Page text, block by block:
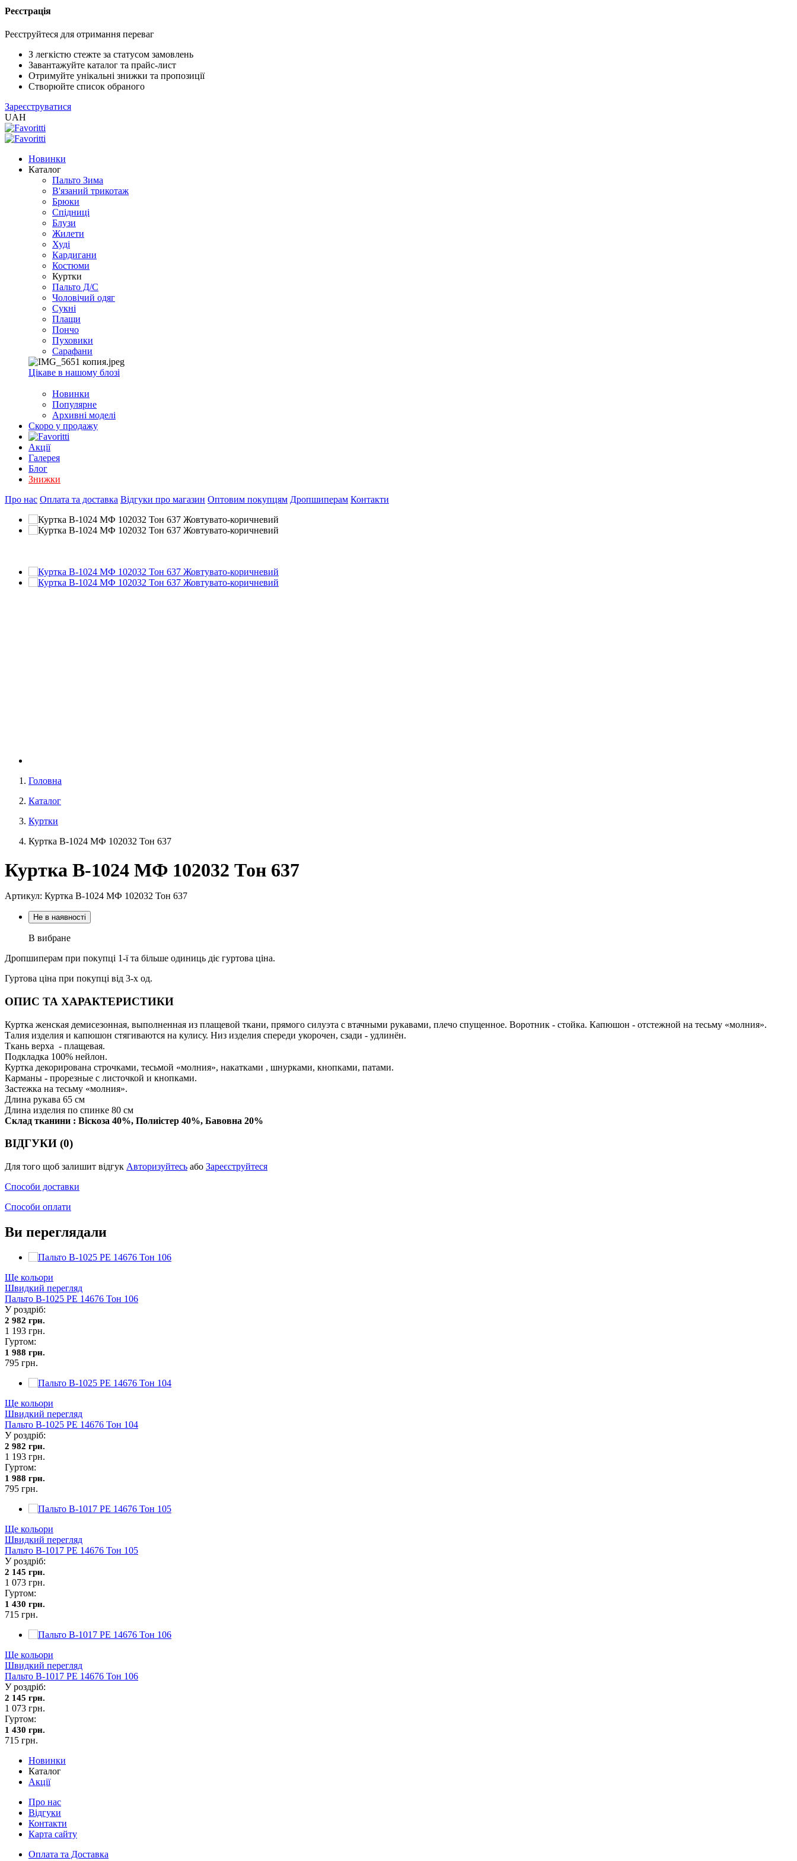
Реєстрація
Реєструйтеся для отримання переваг
З легкістю стежте за статусом замовлень
Завантажуйте каталог та прайс-лист
Отримуйте унікальні знижки та пропозиції
Створюйте список обраного
Зареєструватися
UAH
Новинки
Каталог
Пальто Зима
В'язаний трикотаж
Брюки
Спідниці
Блузи
Жилети
Худі
Кардигани
Костюми
Куртки
Пальто Д/С
Чоловічий одяг
Сукні
Плащи
Пончо
Пуховики
Сарафани
Цікаве в нашому блозі
Новинки
Популярне
Архивні моделі
Скоро у продажу
Акції
Галерея
Блог
Знижки
Про нас Оплата та доставка Відгуки про магазин Оптовим покупцям Дропшиперам Контакти
Головна
Каталог
Куртки
Куртка В-1024 МФ 102032 Тон 637
Куртка В-1024 МФ 102032 Тон 637
Артикул: Куртка В-1024 МФ 102032 Тон 637
Не в наявності
В вибране
Дропшиперам при покупці 1-ї та більше одиниць діє гуртова ціна.
Гуртова ціна при покупці від 3-х од.
ОПИС ТА ХАРАКТЕРИСТИКИ
Куртка женская демисезонная, выполненная из плащевой ткани, прямого силуэта с втачными рукавами, плечо спущенное. Воротник - стойка. Капюшон - отстежной на тесьму «молния».
Талия изделия и капюшон стягиваются на кулису. Низ изделия спереди укорочен, сзади - удлинён.
Ткань верха - плащевая.
Подкладка 100% нейлон.
Куртка декорирована строчками, тесьмой «молния», накатками , шнурками, кнопками, патами.
Карманы - прорезные с листочкой и кнопками.
Застежка на тесьму «молния».
Длина рукава 65 см
Длина изделия по спинке 80 см
Склад тканини : Віскоза 40%, Полиістер 40%, Бавовна 20%
ВІДГУКИ (0)
Для того щоб залишит відгук Авторизуйтесь або Зареєструйтеся
Способи доставки
Способи оплати
Ви переглядали
Ще кольори
Швидкий перегляд
Пальто В-1025 PE 14676 Тон 106
У роздріб:
2 982 грн.
1 193 грн.
Гуртом:
1 988 грн.
795 грн.
Ще кольори
Швидкий перегляд
Пальто В-1025 PE 14676 Тон 104
У роздріб:
2 982 грн.
1 193 грн.
Гуртом:
1 988 грн.
795 грн.
Ще кольори
Швидкий перегляд
Пальто В-1017 PE 14676 Тон 105
У роздріб:
2 145 грн.
1 073 грн.
Гуртом:
1 430 грн.
715 грн.
Ще кольори
Швидкий перегляд
Пальто В-1017 PE 14676 Тон 106
У роздріб:
2 145 грн.
1 073 грн.
Гуртом:
1 430 грн.
715 грн.
Новинки
Каталог
Акції
Про нас
Відгуки
Контакти
Карта сайту
Оплата та Доставка
/
2005
(Розн.)
/
EXCEL
2005
(Опт)
XLSX